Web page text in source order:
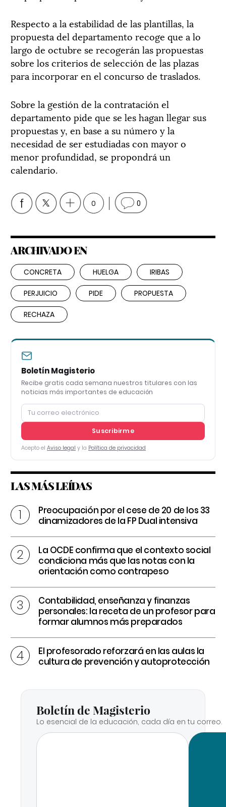
Respecto a la estabilidad de las plantillas, la
propuesta del departamento recoge que a lo
largo de octubre se recogerán las propuestas
sobre los criterios de selección de las plazas
para incorporar en el concurso de traslados.
Sobre la gestión de la contratación el
departamento pide que se les hagan llegar sus
propuestas y, en base a su número y la
necesidad de ser estudiadas con mayor o
menor profundidad, se propondrá un
calendario.
0 0
ARCHIVADO EN
CONCRETA HUELGA IRIBAS
PERJUICIO PIDE PROPUESTA
RECHAZA
Boletín Magisterio
Recibe gratis cada semana nuestros titulares con las
noticias más importantes de educación
Suscribirme
Acepto el Aviso legal y la Política de privacidad
LAS MÁS LEÍDAS
Preocupación por el cese de 20 de los 33
dinamizadores de la FP Dual intensiva
La OCDE confirma que el contexto social
condiciona más que las notas con la
orientación como contrapeso
Contabilidad, enseñanza y finanzas
personales: la receta de un profesor para
formar alumnos más preparados
El profesorado reforzará en las aulas la
cultura de prevención y autoprotección
Boletín de Magisterio
Lo esencial de la educación, cada día en tu correo.